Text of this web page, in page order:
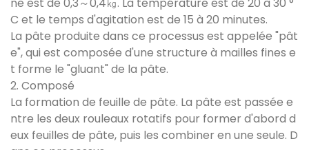
C et le temps d'agitation est de 15 à 20 minutes.
La pâte produite dans ce processus est appelée "pât
e", qui est composée d'une structure à mailles fines e
t forme le "gluant" de la pâte.
2. Composé
La formation de feuille de pâte. La pâte est passée e
ntre les deux rouleaux rotatifs pour former d'abord d
eux feuilles de pâte, puis les combiner en une seule. D